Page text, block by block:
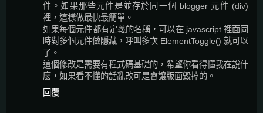
件。如果那些元件是並存於同一個 blogger 元件 (div)
裡，這樣做最快最簡單。
如果每個元件都有定義的名稱，可以在 javascript 裡面同
時對多個元件做隱藏，呼叫多次 ElementToggle() 就可以
了。
這個修改是需要有程式碼基礎的，希望你看得懂我在說什
麼，如果看不懂的話亂改可是會讓版面毀掉的。
回覆